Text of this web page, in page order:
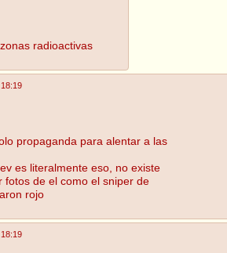
radioactivas
propaganda para alentar a las
es literalmente eso, no existe
fotos de el como el sniper de
rojo